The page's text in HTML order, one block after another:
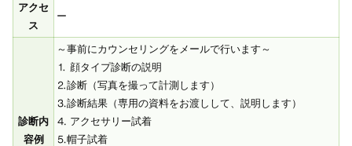
アクセ
ス
ー
診断内
容例
～事前にカウンセリングをメールで行います～
⒈ 顔タイプ診断の説明
⒉診断（写真を撮って計測します）
⒊診断結果（専用の資料をお渡しして、説明します）
⒋ アクセサリー試着
⒌帽子試着